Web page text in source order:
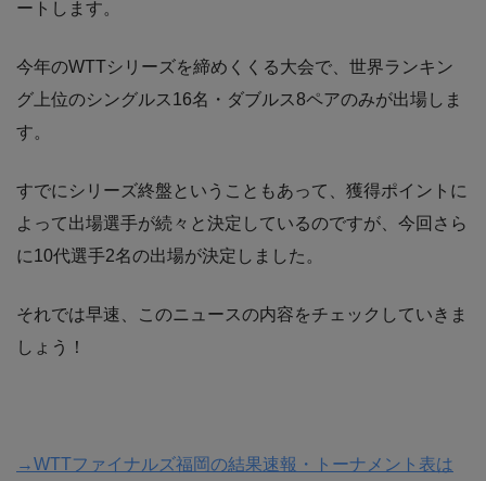
ートします。
今年のWTTシリーズを締めくくる大会で、世界ランキン
グ上位のシングルス16名・ダブルス8ペアのみが出場しま
す。
すでにシリーズ終盤ということもあって、獲得ポイントに
よって出場選手が続々と決定しているのですが、今回さら
に10代選手2名の出場が決定しました。
それでは早速、このニュースの内容をチェックしていきま
しょう！
→WTTファイナルズ福岡の結果速報・トーナメント表は